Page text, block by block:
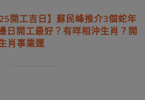
開工吉日】蘇民峰推介3個蛇年
日開工最好？有咩相沖生肖？開
肖事業運